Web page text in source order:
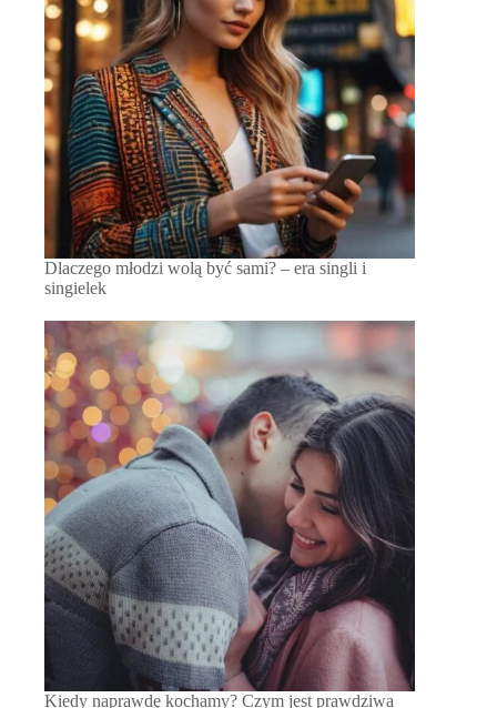
Dlaczego młodzi wolą być sami? – era singli i
singielek
Kiedy naprawdę kochamy? Czym jest prawdziwa